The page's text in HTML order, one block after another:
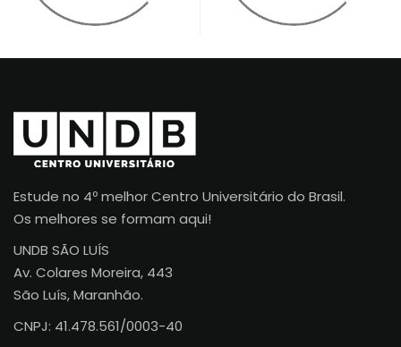
Estude no 4º melhor Centro Universitário do Brasil.
Os melhores se formam aqui!
UNDB SÃO LUÍS
Av. Colares Moreira, 443
São Luís, Maranhão.
CNPJ: 41.478.561/0003-40